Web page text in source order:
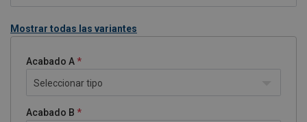
Mostrar todas las variantes
Acabado A
Seleccionar tipo
Acabado B